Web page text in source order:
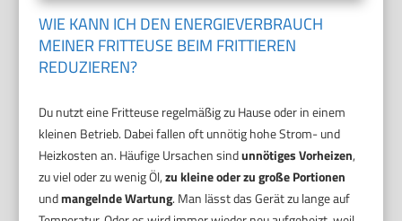
WIE KANN ICH DEN ENERGIEVERBRAUCH
MEINER FRITTEUSE BEIM FRITTIEREN
REDUZIEREN?
Du nutzt eine Fritteuse regelmäßig zu Hause oder in einem
kleinen Betrieb. Dabei fallen oft unnötig hohe Strom- und
Heizkosten an. Häufige Ursachen sindunnötiges Vorheizen,
zu viel oder zu wenig Öl,zu kleine oder zu große Portionen
undmangelnde Wartung. Man lässt das Gerät zu lange auf